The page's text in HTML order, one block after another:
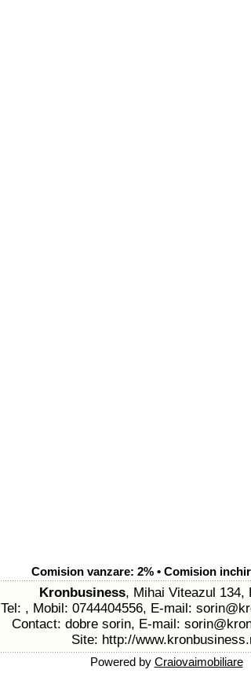
Comision vanzare: 2% • Comision
Kronbusiness, Mihai Viteazul 134,
Tel: , Mobil: 0744404556, E-mail:
Contact: dobre sorin, E-mail:
Site: http://
Powered by Craiovaimobiliare